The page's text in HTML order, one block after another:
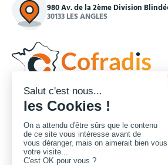
980 Av. de la 2ème Division
30133 LES ANGLES
Concepteur et fournisseur de mobilier
Cofradis répond aux besoins
services des collectivités locales, des
de travaux publics, lycées, écoles.
Nous contacter